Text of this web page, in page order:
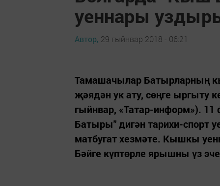
уеннары
Автор, 29 гыйнвар 2018 - 06:21
Тамашачылар Батырларның
җәядән ук ату, сөңге ыргыту
гыйнвар, «Татар-информ»).
Батыры" дигән тарихи-спорт
матбугат хезмәте. Кышкы
Бәйге күптөрле ярышны үз